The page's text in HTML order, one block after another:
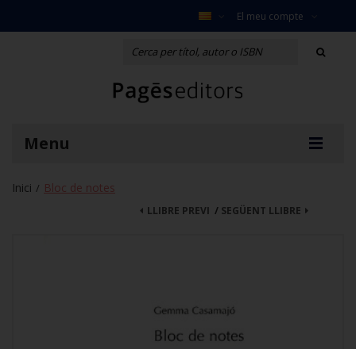
El meu compte
Menu
Inici / Bloc de notes
SEGÜENT LLIBRE
LLIBRE PREVI /